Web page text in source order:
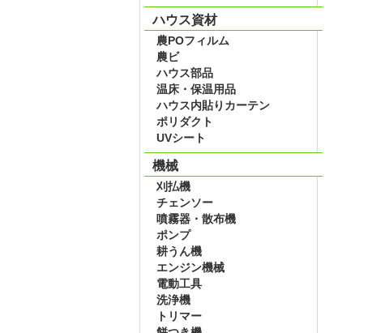
ハウス資材
農POフィルム
農ビ
ハウス部品
温床・保温用品
ハウス内貼りカーテン
ポリダクト
UVシート
機械
刈払機
チェンソー
噴霧器・散布機
ポンプ
耕うん機
エンジン機械
電動工具
洗浄機
トリマー